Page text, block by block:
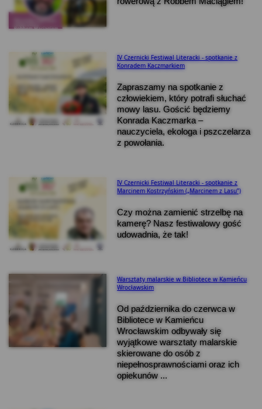
IV Czernicki Festiwal Literacki - spotkanie z
Konradem Kaczmarkiem
Zapraszamy na spotkanie z
człowiekiem, który potrafi słuchać
mowy lasu. Gościć będziemy
Konrada Kaczmarka –
nauczyciela, ekologa i pszczelarza
z powołania.
IV Czernicki Festiwal Literacki - spotkanie z
Marcinem Kostrzyńskim („Marcinem z Lasu”)
Czy można zamienić strzelbę na
kamerę? Nasz festiwalowy gość
udowadnia, że tak!
Warsztaty malarskie w Bibliotece w Kamieńcu
Wrocławskim
Od października do czerwca w
Bibliotece w Kamieńcu
Wrocławskim odbywały się
wyjątkowe warsztaty malarskie
skierowane do osób z
niepełnosprawnościami oraz ich
opiekunów ...